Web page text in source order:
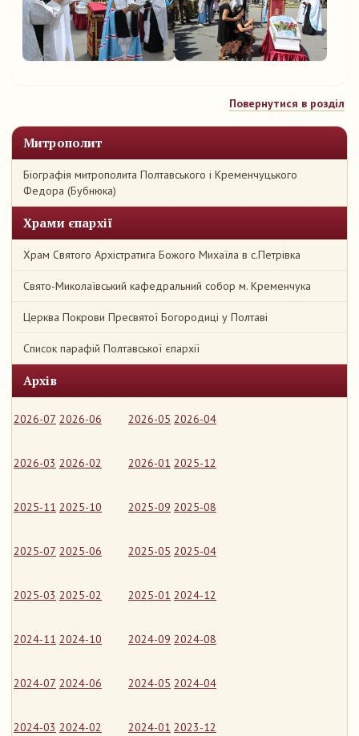
Митрополит
Біографія митрополита Полтавського і Кременчуцького
Федора (Бубнюка)
Храми єпархії
Храм Святого Архістратига Божого Михаїла в с.Петрівка
Свято-Миколаївський кафедральний собор м. Кременчука
Церква Покрови Пресвятої Богородиці у Полтаві
Список парафій Полтавської єпархії
Архів
2026-07 2026-06 2026-05 2026-04
2026-03 2026-02 2026-01 2025-12
2025-11 2025-10 2025-09 2025-08
2025-07 2025-06 2025-05 2025-04
2025-03 2025-02 2025-01 2024-12
2024-11 2024-10 2024-09 2024-08
2024-07 2024-06 2024-05 2024-04
2024-03 2024-02 2024-01 2023-12
Повернутися в розділ